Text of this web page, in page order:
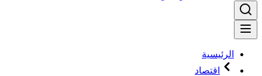
الرئيسية
اقتصاد